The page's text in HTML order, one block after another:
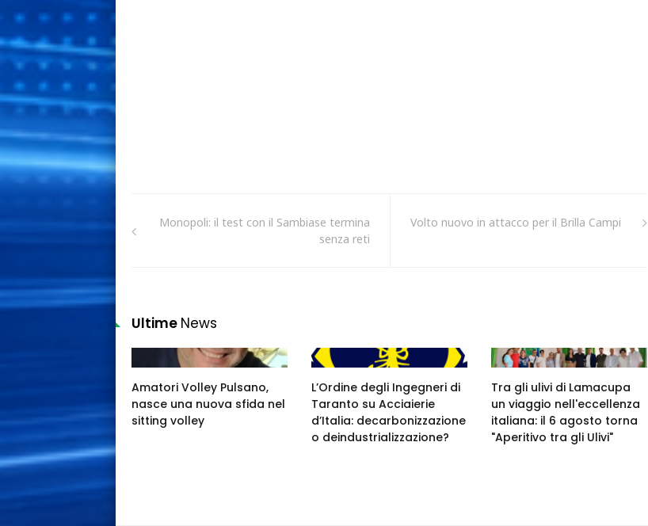
Monopoli: il test con il Sambiase termina
senza reti
Volto nuovo in attacco per il Brilla Campi
Ultime News
Amatori Volley Pulsano,
nasce una nuova sfida nel
sitting volley
L’Ordine degli Ingegneri di
Taranto su Acciaierie
d’Italia: decarbonizzazione
o deindustrializzazione?
Tra gli ulivi di Lamacupa
un viaggio nell'eccellenza
italiana: il 6 agosto torna
"Aperitivo tra gli Ulivi"